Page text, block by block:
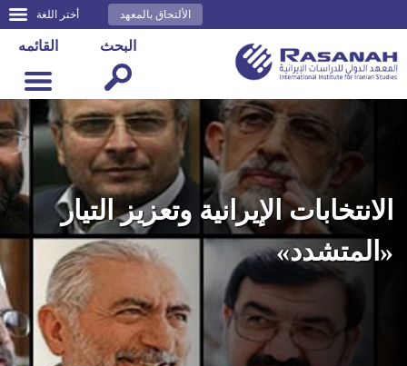
أختر اللغة الألتحاق بالمعهد
القائمه البحث
الانتخابات الإيرانية وتعزيز التيار
«المتشدد»